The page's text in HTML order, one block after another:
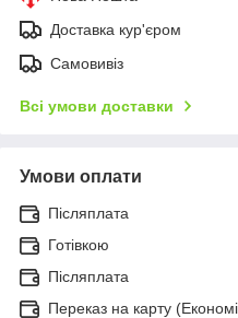
Доставка кур'єром
Самовивіз
Всі умови доставки
Умови оплати
Післяплата
Готівкою
Післяплата
Переказ на карту